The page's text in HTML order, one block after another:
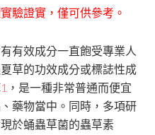
驗證實，僅可供參考。
有效成分一直飽受專業人
草的功效成分或標誌性成
1 ，是一種非常普通而便宜
藥物當中。同時，多項研
於蛹蟲草菌的蟲草素